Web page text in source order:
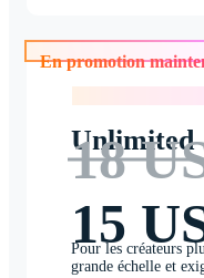
En promotion maintenant !
Unlimited
18
15
Pour les créateurs
grande échelle et